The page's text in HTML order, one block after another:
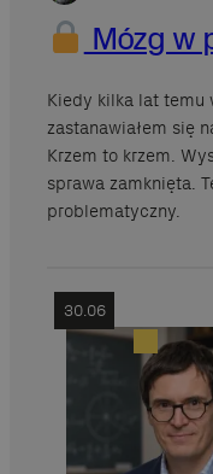
Mózg w
Kiedy kilka lat temu
zastanawiałem się
Krzem to krzem.
sprawa zamknięta.
problematyczny.
30.06